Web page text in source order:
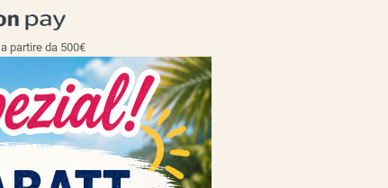
a partire da 500€